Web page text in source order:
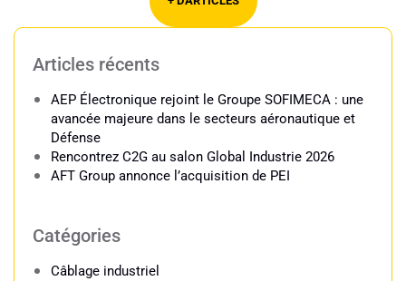
Articles récents
AEP Électronique rejoint le Groupe SOFIMECA : une
avancée majeure dans le secteurs aéronautique et
Défense
Rencontrez C2G au salon Global Industrie 2026
AFT Group annonce l’acquisition de PEI
Catégories
Câblage industriel​